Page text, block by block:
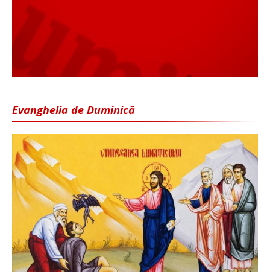
Evanghelia de Duminică